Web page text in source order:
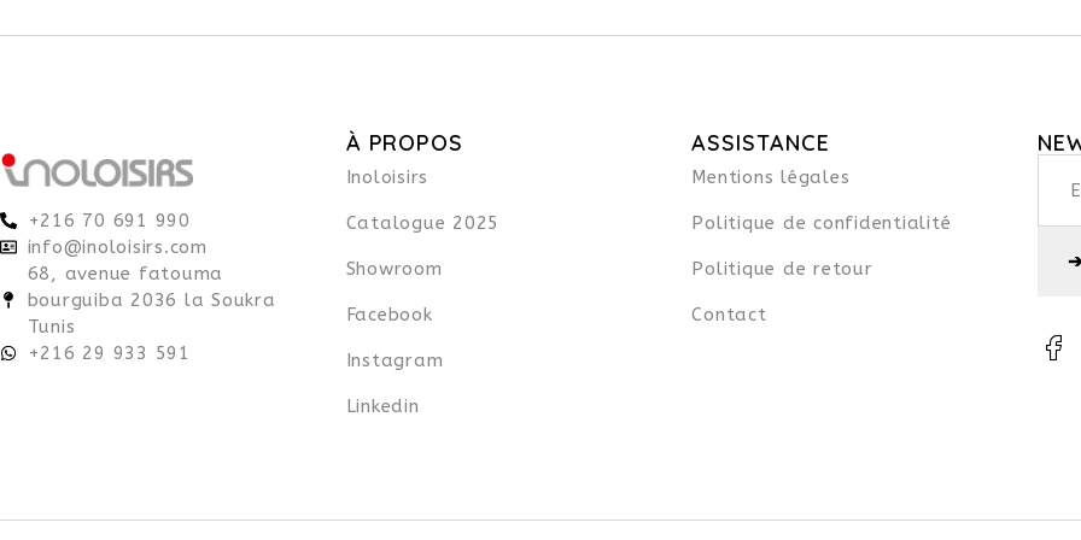
+216 70 691 990
info@inoloisirs.com
68, avenue fatouma
bourguiba 2036 la Soukra
Tunis
+216 29 933 591
À PROPOS
Inoloisirs
Catalogue 2025
Showroom
Facebook
Instagram
Linkedin
ASSISTANCE
Mentions légales
Politique de confidentialité
Politique de retour
Contact